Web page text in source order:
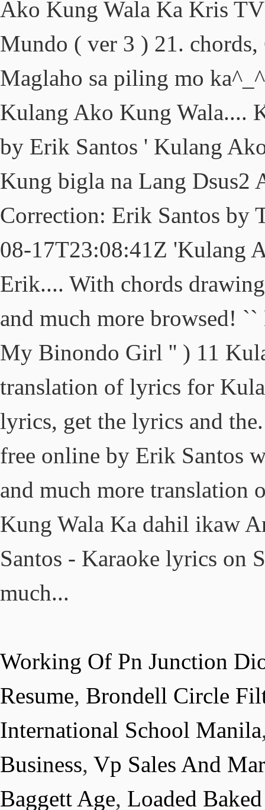
Working Of Pn Junction
Resume, Brondell Circle
International School Manila
Business, Vp Sales And
Baggett Age, Loaded